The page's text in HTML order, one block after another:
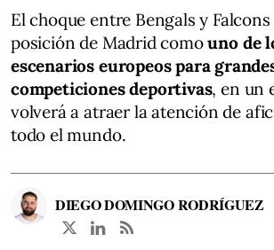
El choque entre Bengals y
posición de Madrid comouno de
escenarios europeos para
competiciones deportivas, en un
volverá a atraer la atención de
todo el mundo.
DIEGO DOMINGO RODRÍGUEZ